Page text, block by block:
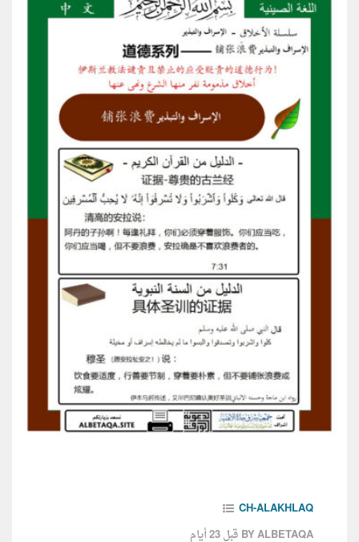
CH-ALAKHLAQ
قبل 23 أيام BY ALBETAQA